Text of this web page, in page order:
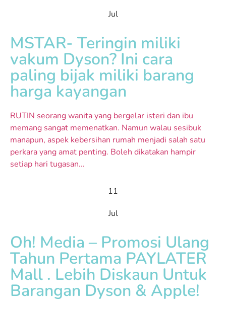
Jul
MSTAR- Teringin miliki
vakum Dyson? Ini cara
paling bijak miliki barang
harga kayangan
RUTIN seorang wanita yang bergelar isteri dan ibu
memang sangat memenatkan. Namun walau sesibuk
manapun, aspek kebersihan rumah menjadi salah satu
perkara yang amat penting. Boleh dikatakan hampir
setiap hari tugasan...
11
Jul
Oh! Media – Promosi Ulang
Tahun Pertama PAYLATER
Mall . Lebih Diskaun Untuk
Barangan Dyson & Apple!